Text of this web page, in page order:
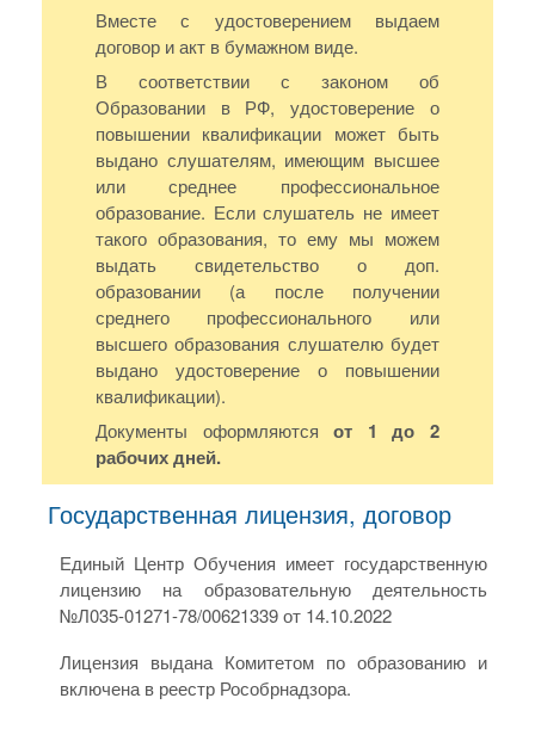
Вместе с удостоверением выдаем
договор и акт в бумажном виде.
В соответствии с законом об
Образовании в РФ, удостоверение о
повышении квалификации может быть
выдано слушателям, имеющим высшее
или среднее профессиональное
образование. Если слушатель не имеет
такого образования, то ему мы можем
выдать свидетельство о доп.
образовании (а после получении
среднего профессионального или
высшего образования слушателю будет
выдано удостоверение о повышении
квалификации).
Документы оформляютсяот 1 до 2
рабочих дней.
Государственная лицензия, договор
Единый Центр Обучения имеет государственную
лицензию на образовательную деятельность
№Л035-01271-78/00621339 от 14.10.2022
Лицензия выдана Комитетом по образованию и
включена в реестр Рособрнадзора.